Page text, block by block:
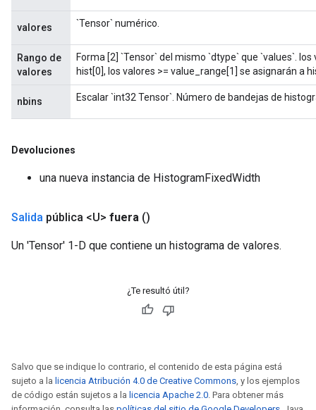
valores `Tensor` numérico.
Rango de
valores
Forma [2] `Tensor` del mismo `dtype` que `values`.
hist[0], los valores >= value_range[1] se asignarán a
nbins Escalar `int32 Tensor`. Número de bandejas de
Devoluciones
una nueva instancia de HistogramFixedWidth
Salida pública <U> fuera ()
Un 'Tensor' 1-D que contiene un histograma de valores.
¿Te resultó útil?
Salvo que se indique lo contrario, el contenido de esta página está
sujeto a la licencia Atribución 4.0 de Creative Commons, y los ejemplos
de código están sujetos a la licencia Apache 2.0. Para obtener más